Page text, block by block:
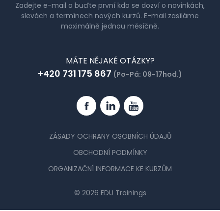
Zadejte e-mail a buďte první kdo se dozví o novinkách,
slevách a termínech nových kurzů. E-mail zasíláme
maximálně jednou měsíčně.
MÁTE NĚJAKÉ OTÁZKY?
+420 731 175 867 (Po-Pá: 09-17hod.)
FacebookLinkedinYouTube
ZÁSADY OCHRANY OSOBNÍCH ÚDAJŮ
OBCHODNÍ PODMÍNKY
ORGANIZAČNÍ INFORMACE KE KURZŮM
© 2026 EDU Trainings